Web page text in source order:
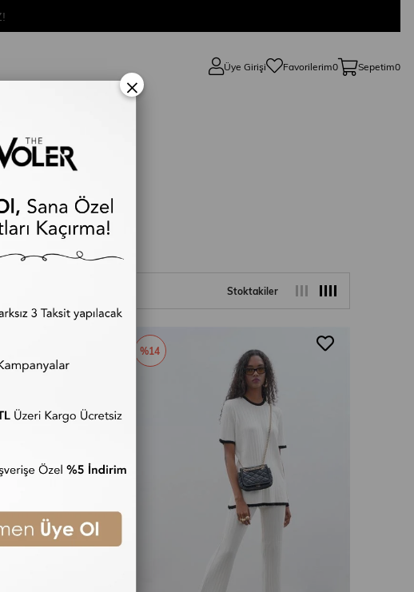
Üye Girişi Favorilerim0 Sepetim0
Stoktakiler
%14
×